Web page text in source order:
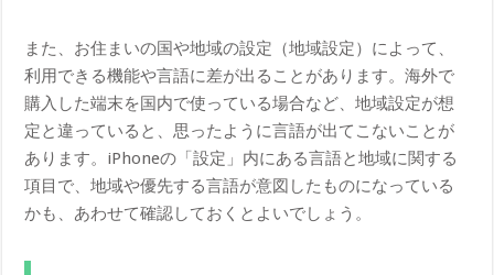
また、お住まいの国や地域の設定（地域設定）によって、
利用できる機能や言語に差が出ることがあります。海外で
購入した端末を国内で使っている場合など、地域設定が想
定と違っていると、思ったように言語が出てこないことが
あります。iPhoneの「設定」内にある言語と地域に関する
項目で、地域や優先する言語が意図したものになっている
かも、あわせて確認しておくとよいでしょう。